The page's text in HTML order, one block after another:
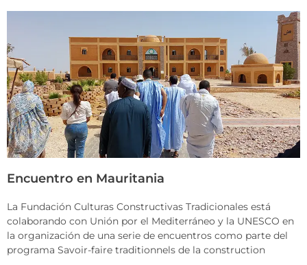
Encuentro en Mauritania
La Fundación Culturas Constructivas Tradicionales está
colaborando con Unión por el Mediterráneo y la UNESCO en
la organización de una serie de encuentros como parte del
programa Savoir-faire traditionnels de la construction